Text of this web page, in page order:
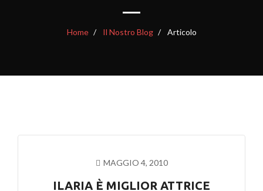
Home Il Nostro Blog Articolo
MAGGIO 4, 2010
ILARIA È MIGLIOR ATTRICE